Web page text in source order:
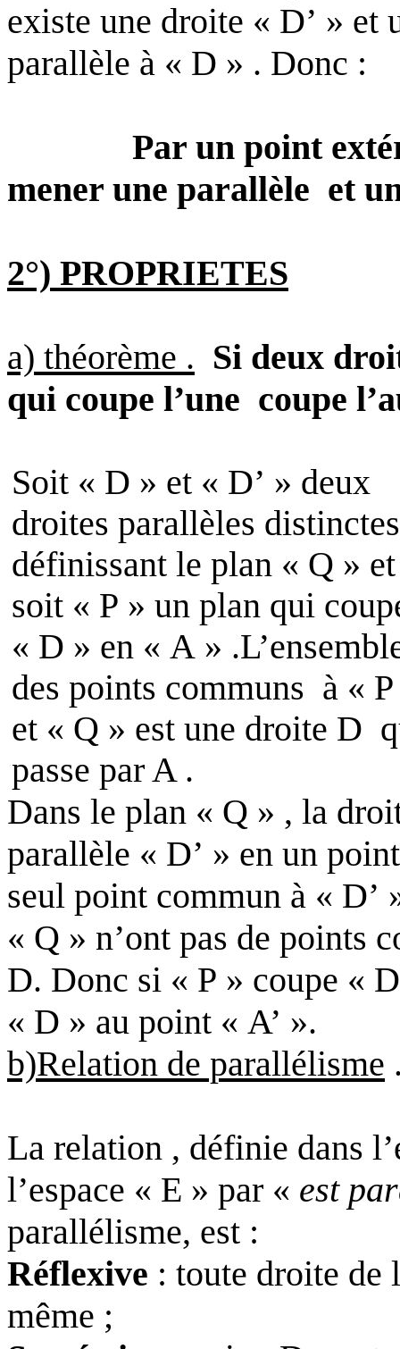
existe une droite « D’ » et
parallèle à « D » . Donc :
Par un point
mener une parallèle et
2°) PROPRIETES
a) théorème . Si deux
qui coupe l’une coupe
Soit « D » et « D’ » deux
droites parallèles distinctes
définissant le plan « Q » et
soit « P » un plan qui
« D » en « A »
des points communs à «
et « Q » est une droite D
passe par A .
Dans le plan « Q » , la
parallèle « D’ » en un
seul point commun à « D’
« Q » n’ont pas de points
D. Donc si « P » coupe «
« D » au point « A’ ».
b)Relation de parallélisme
La relation , définie dans
l’espace « E » par « est
parallélisme, est :
Réflexive : toute droite de
même ;